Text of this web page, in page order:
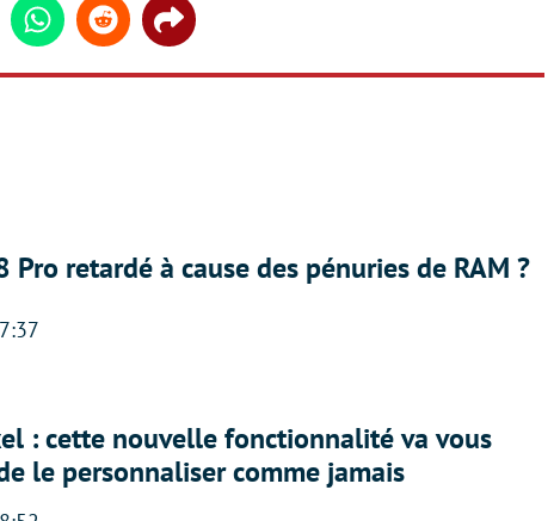
WhatsappReddit Share
Pro retardé à cause des pénuries de RAM ?
: cette nouvelle fonctionnalité va vous
le personnaliser comme jamais